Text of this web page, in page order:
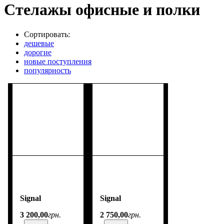
Стелажы офисные и полки
Сортировать:
дешевые
дорогие
новые поступления
популярность
Signal
3 200,00грн.
Signal
2 750,00грн.